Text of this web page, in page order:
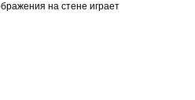
на стене играет